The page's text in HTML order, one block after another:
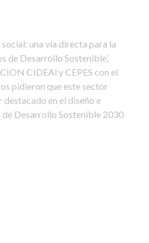
social: una vía directa para la
de Desarrollo Sostenible’,
CIDEAl y CEPES con el
pidieron que este sector
en el diseño e
Desarrollo Sostenible 2030